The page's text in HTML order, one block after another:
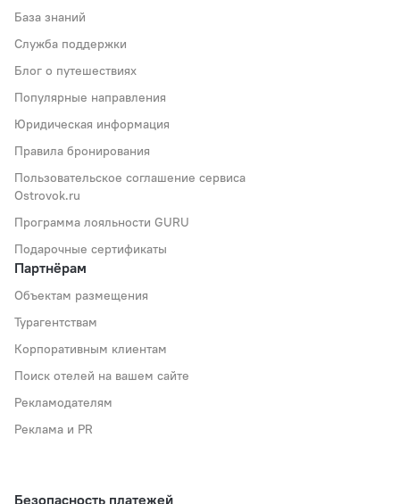
База знаний
Служба поддержки
Блог о путешествиях
Популярные направления
Юридическая информация
Правила бронирования
Пользовательское соглашение сервиса
Ostrovok.ru
Программа лояльности GURU
Подарочные сертификаты
Партнёрам
Объектам размещения
Турагентствам
Корпоративным клиентам
Поиск отелей на вашем сайте
Рекламодателям
Реклама и PR
Безопасность платежей